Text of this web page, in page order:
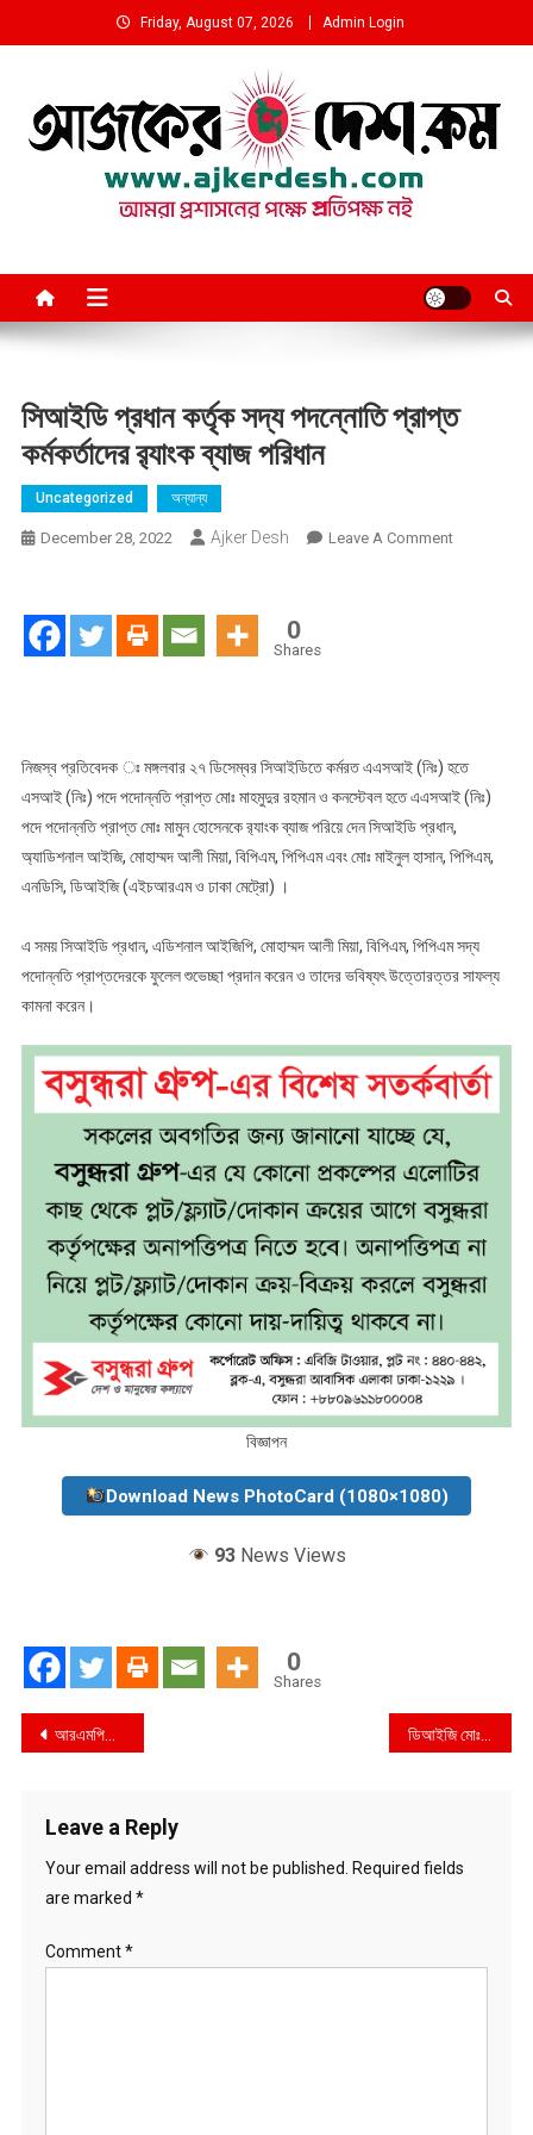
to
Friday, August 07, 2026 Admin Login
সিআইডি প্রধান কর্তৃক সদ্য পদন্নোতি প্রাপ্ত
কর্মকর্তাদের র‍্যাংক ব্যাজ পরিধান
Uncategorized অন্যান্য
December 28, 2022 Ajker Desh Leave A CommentOn
পরিধান
0
Shares
নিজস্ব প্রতিবেদক ঃ মঙ্গলবার ২৭ ডিসেম্বর সিআইডিতে কর্মরত এএসআই (নিঃ) হতে
এসআই (নিঃ) পদে পদোন্নতি প্রাপ্ত মোঃ মাহমুদুর রহমান ও কনস্টেবল হতে এএসআই (নিঃ)
পদে পদোন্নতি প্রাপ্ত মোঃ মামুন হোসেনকে র‍্যাংক ব্যাজ পরিয়ে দেন সিআইডি প্রধান,
অ্যাডিশনাল আইজি, মোহাম্মদ আলী মিয়া, বিপিএম, পিপিএম এবং মোঃ মাইনুল হাসান, পিপিএম,
এনডিসি, ডিআইজি (এইচআরএম ও ঢাকা মেট্রো) ।
এ সময় সিআইডি প্রধান, এডিশনাল আইজিপি, মোহাম্মদ আলী মিয়া, বিপিএম, পিপিএম সদ্য
পদোন্নতি প্রাপ্তদেরকে ফুলেল শুভেচ্ছা প্রদান করেন ও তাদের ভবিষ্যৎ উত্তোরত্তর সাফল্য
কামনা করেন।
বিজ্ঞাপন
Download News PhotoCard (1080×1080)
93News Views
0
Shares
Post
আরএমপিতে বদলীজনিত বিদায় সংবর্ধনা অনুষ্ঠান অনুষ্ঠিত ডিআইজি মোঃ আনিসুর রহমান, বিপিএম (বার), পিপিএম (বার) এর বদলি জনিত বিদায় সংবর্ধনা অনুষ্ঠান অনুষ্ঠিত
Leave a Reply
Your email address will not be published. Required fields
are marked *
Comment*